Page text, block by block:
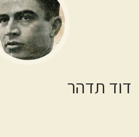
דוד תדהר